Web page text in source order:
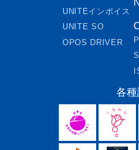
UNITEインボイス
UNITE SO
OPOS DRIVER
各